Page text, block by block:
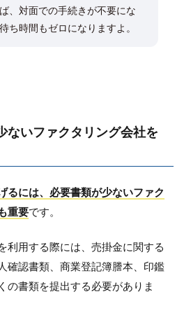
、対面での手続きが不要にな
ち時間もゼロになりますよ。
いファクタリング会社を
るには、必要書類が少ないファク
重要です。
利用する際には、売掛金に関する
確認書類、商業登記簿謄本、印鑑
の書類を提出する必要がありま